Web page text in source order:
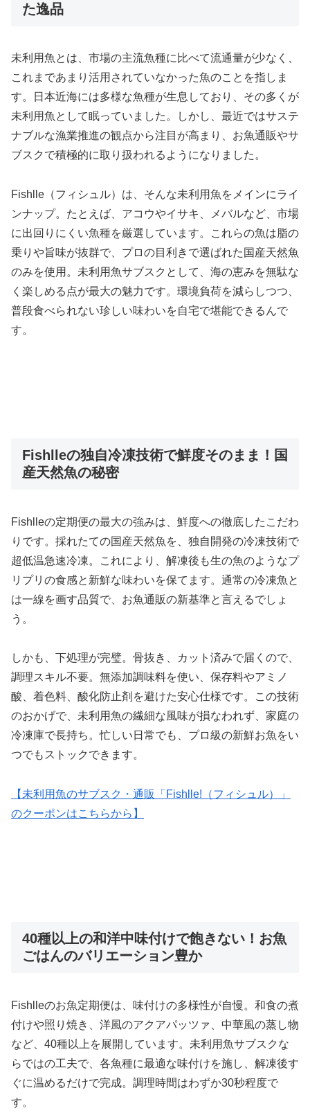
た逸品
未利用魚とは、市場の主流魚種に比べて流通量が少なく、
これまであまり活用されていなかった魚のことを指しま
す。日本近海には多様な魚種が生息しており、その多くが
未利用魚として眠っていました。しかし、最近ではサステ
ナブルな漁業推進の観点から注目が高まり、お魚通販やサ
ブスクで積極的に取り扱われるようになりました。
Fishlle（フィシュル）は、そんな未利用魚をメインにライ
ンナップ。たとえば、アコウやイサキ、メバルなど、市場
に出回りにくい魚種を厳選しています。これらの魚は脂の
乗りや旨味が抜群で、プロの目利きで選ばれた国産天然魚
のみを使用。未利用魚サブスクとして、海の恵みを無駄な
く楽しめる点が最大の魅力です。環境負荷を減らしつつ、
普段食べられない珍しい味わいを自宅で堪能できるんで
す。
Fishlleの独自冷凍技術で鮮度そのまま！国
産天然魚の秘密
Fishlleの定期便の最大の強みは、鮮度への徹底したこだわ
りです。採れたての国産天然魚を、独自開発の冷凍技術で
超低温急速冷凍。これにより、解凍後も生の魚のようなプ
リプリの食感と新鮮な味わいを保てます。通常の冷凍魚と
は一線を画す品質で、お魚通販の新基準と言えるでしょ
う。
しかも、下処理が完璧。骨抜き、カット済みで届くので、
調理スキル不要。無添加調味料を使い、保存料やアミノ
酸、着色料、酸化防止剤を避けた安心仕様です。この技術
のおかげで、未利用魚の繊細な風味が損なわれず、家庭の
冷凍庫で長持ち。忙しい日常でも、プロ級の新鮮お魚をい
つでもストックできます。
【未利用魚のサブスク・通販「Fishlle!（フィシュル）」
のクーポンはこちらから】
40種以上の和洋中味付けで飽きない！お魚
ごはんのバリエーション豊か
Fishlleのお魚定期便は、味付けの多様性が自慢。和食の煮
付けや照り焼き、洋風のアクアパッツァ、中華風の蒸し物
など、40種以上を展開しています。未利用魚サブスクな
らではの工夫で、各魚種に最適な味付けを施し、解凍後す
ぐに温めるだけで完成。調理時間はわずか30秒程度で
す。